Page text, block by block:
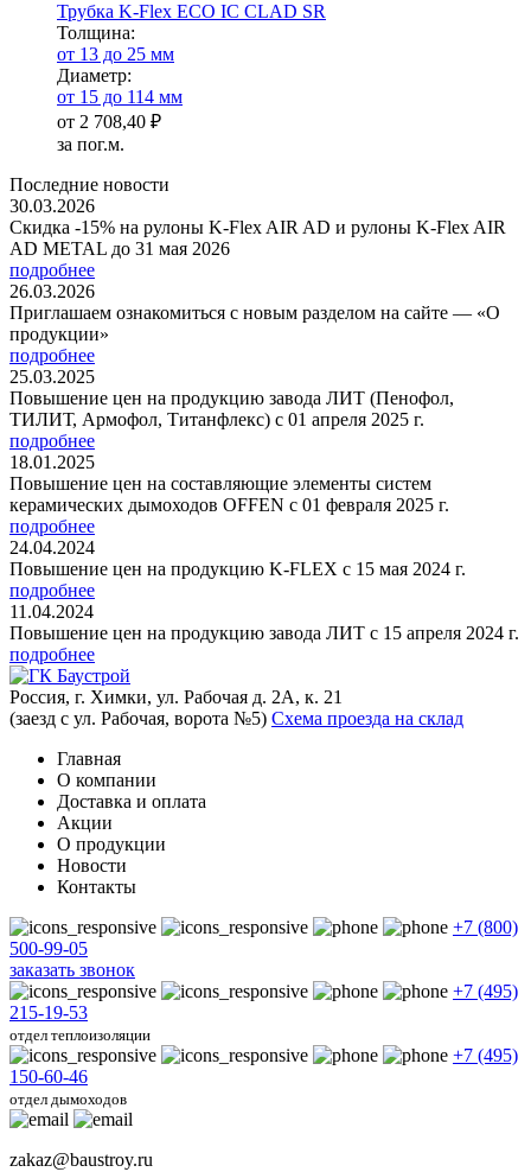
Трубка K-Flex ECO IC CLAD SR
Тол­щи­на:
от 13 до 25 мм
Диаметр:
от 15 до 114 мм
от 2 708,40 ₽
за пог.м.
Последние новости
30.03.2026
Скидка -15% на рулоны K-Flex AIR AD и рулоны K-Flex AIR
AD METAL до 31 мая 2026
подробнее
26.03.2026
Приглашаем ознакомиться с новым разделом на сайте — «О
продукции»
подробнее
25.03.2025
Повышение цен на продукцию завода ЛИТ (Пенофол,
ТИЛИТ, Армофол, Титанфлекс) с 01 апреля 2025 г.
подробнее
18.01.2025
Повышение цен на составляющие элементы систем
керамических дымоходов OFFEN с 01 февраля 2025 г.
подробнее
24.04.2024
Повышение цен на продукцию K-FLEX с 15 мая 2024 г.
подробнее
11.04.2024
Повышение цен на продукцию завода ЛИТ с 15 апреля 2024 г.
подробнее
Россия, г. Химки, ул. Рабочая д. 2А, к. 21
(заезд с ул. Рабочая, ворота №5) Схема проезда на склад
Главная
О компании
Доставка и оплата
Акции
О продукции
Новости
Контакты
+7 (800)
500-99-05
заказать звонок
+7 (495)
215-19-53
отдел теплоизоляции
+7 (495)
150-60-46
отдел дымоходов
zakaz@baustroy.ru